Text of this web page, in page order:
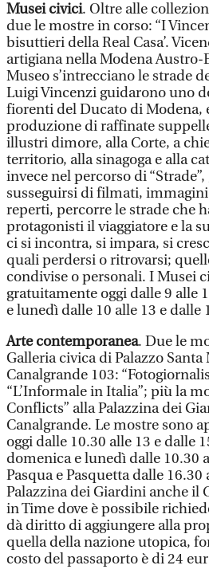
Musei civici. Oltre alle
due le mostre in corso: “I
bisuttieri della Real Casa’.
artigiana nella Modena Austro-
Museo s’intrecciano le strade
Luigi Vincenzi guidarono uno
fiorenti del Ducato di Modena,
produzione di raffinate
illustri dimore, alla Corte, a
territorio, alla sinagoga e alla
invece nel percorso di
susseguirsi di filmati,
reperti, percorre le strade che
protagonisti il viaggiatore e la
ci si incontra, si impara, si
quali perdersi o ritrovarsi;
condivise o personali. I Musei
gratuitamente oggi dalle 9 alle
e lunedì dalle 10 alle 13 e dalle
Arte contemporanea. Due le
Galleria civica di Palazzo
Canalgrande 103:
“L’Informale in Italia”; più la
Conflicts” alla Palazzina dei
Canalgrande. Le mostre sono
oggi dalle 10.30 alle 13 e dalle
domenica e lunedì dalle 10.30
Pasqua e Pasquetta dalle 16.30
Palazzina dei Giardini anche il
in Time dove è possibile
dà diritto di aggiungere alla
quella della nazione utopica,
costo del passaporto è di 24